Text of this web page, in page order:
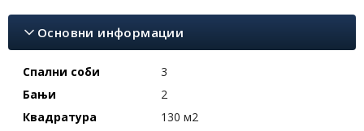
Основни информации
Спални соби
3
Бањи
2
Квадратура
130 м2